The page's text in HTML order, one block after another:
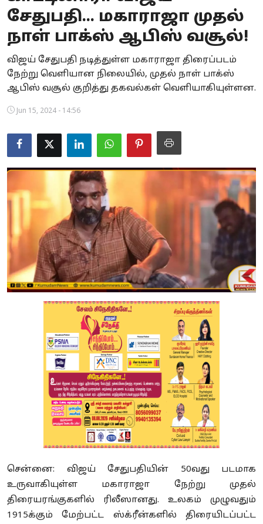
Business
Crime
Tamilnadu
National
Astrology
Spirituality
Weather
Politics
சேதுபதி... மகாராஜா முதல்
நாள் பாக்ஸ் ஆபிஸ் வசூல்!
விஜய் சேதுபதி நடித்துள்ள மகாராஜா திரைப்படம்
நேற்று வெளியான நிலையில், முதல் நாள் பாக்ஸ்
ஆபிஸ் வசூல் குறித்து தகவல்கள் வெளியாகியுள்ளன.
Jun 15, 2024 - 14:56
சென்னை: விஜய் சேதுபதியின் 50வது படமாக
உருவாகியுள்ள மகாராஜா நேற்று முதல்
திரையரங்குகளில் ரிலீஸானது. உலகம் முழுவதும்
1915க்கும் மேற்பட்ட ஸ்க்ரீன்களில் திரையிடப்பட்ட